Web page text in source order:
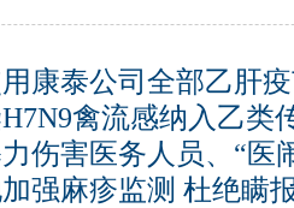
用康泰公司全部乙肝
禽流感纳入乙类
力伤害医务人员、“医
强麻疹监测 杜绝瞒